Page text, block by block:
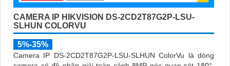
CAMERA IP HIKVISION DS-2CD2T87G2P-LSU-
SLHUN COLORVU
5%-35%
Camera IP DS-2CD2T87G2P-LSU-SLHUN ColorVu là dòng